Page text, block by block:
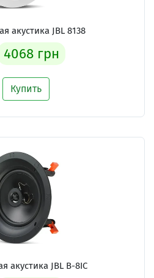
акустика JBL 8138
4068 грн
Купить
акустика JBL B-8IC